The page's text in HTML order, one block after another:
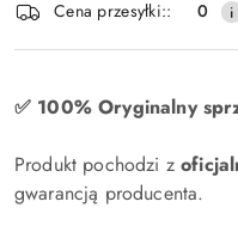
dostawa
Cena przesyłki::
0
✅ 100% Oryginalny
Produkt pochodzi z
gwarancją producenta.